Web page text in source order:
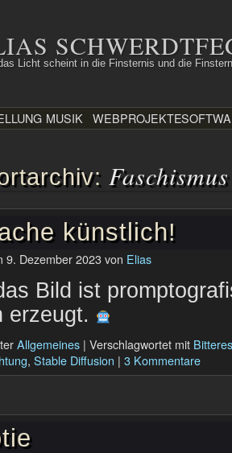
Licht scheint in die Finsternis und die
MUSIK WEBPROJEKTE
Faschismus
künstlich!
9. Dezember 2023von Elias
Bild ist
erzeugt.
Allgemeines | Verschlagwortet mit Bitteres
, Stable Diffusion | 3 Kommentare